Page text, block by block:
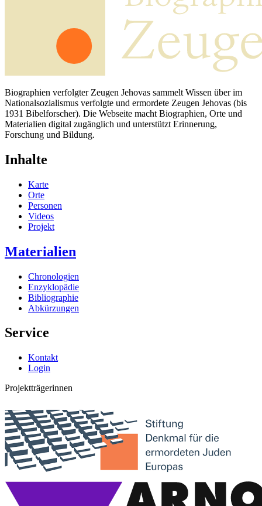
Biographien verfolgter Zeugen Jehovas sammelt Wissen über im
Nationalsozialismus verfolgte und ermordete Zeugen Jehovas (bis
1931 Bibelforscher). Die Webseite macht Biographien, Orte und
Materialien digital zugänglich und unterstützt Erinnerung,
Forschung und Bildung.
Inhalte
Karte
Orte
Personen
Videos
Projekt
Materialien
Chronologien
Enzyklopädie
Bibliographie
Abkürzungen
Service
Kontakt
Login
Projektträgerinnen